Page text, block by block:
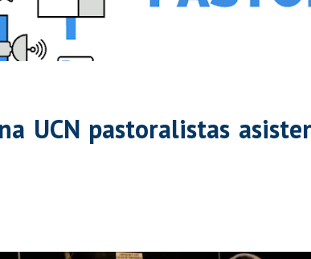
UCN pastoralistas